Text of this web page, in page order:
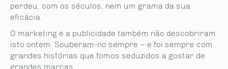
perdeu, com os séculos, nem um grama da sua
eficácia.
O marketing e a publicidade também não descobriram
isto ontem. Souberam-no sempre – e foi sempre com
grandes histórias que fomos seduzidos a gostar de
grandes marcas.